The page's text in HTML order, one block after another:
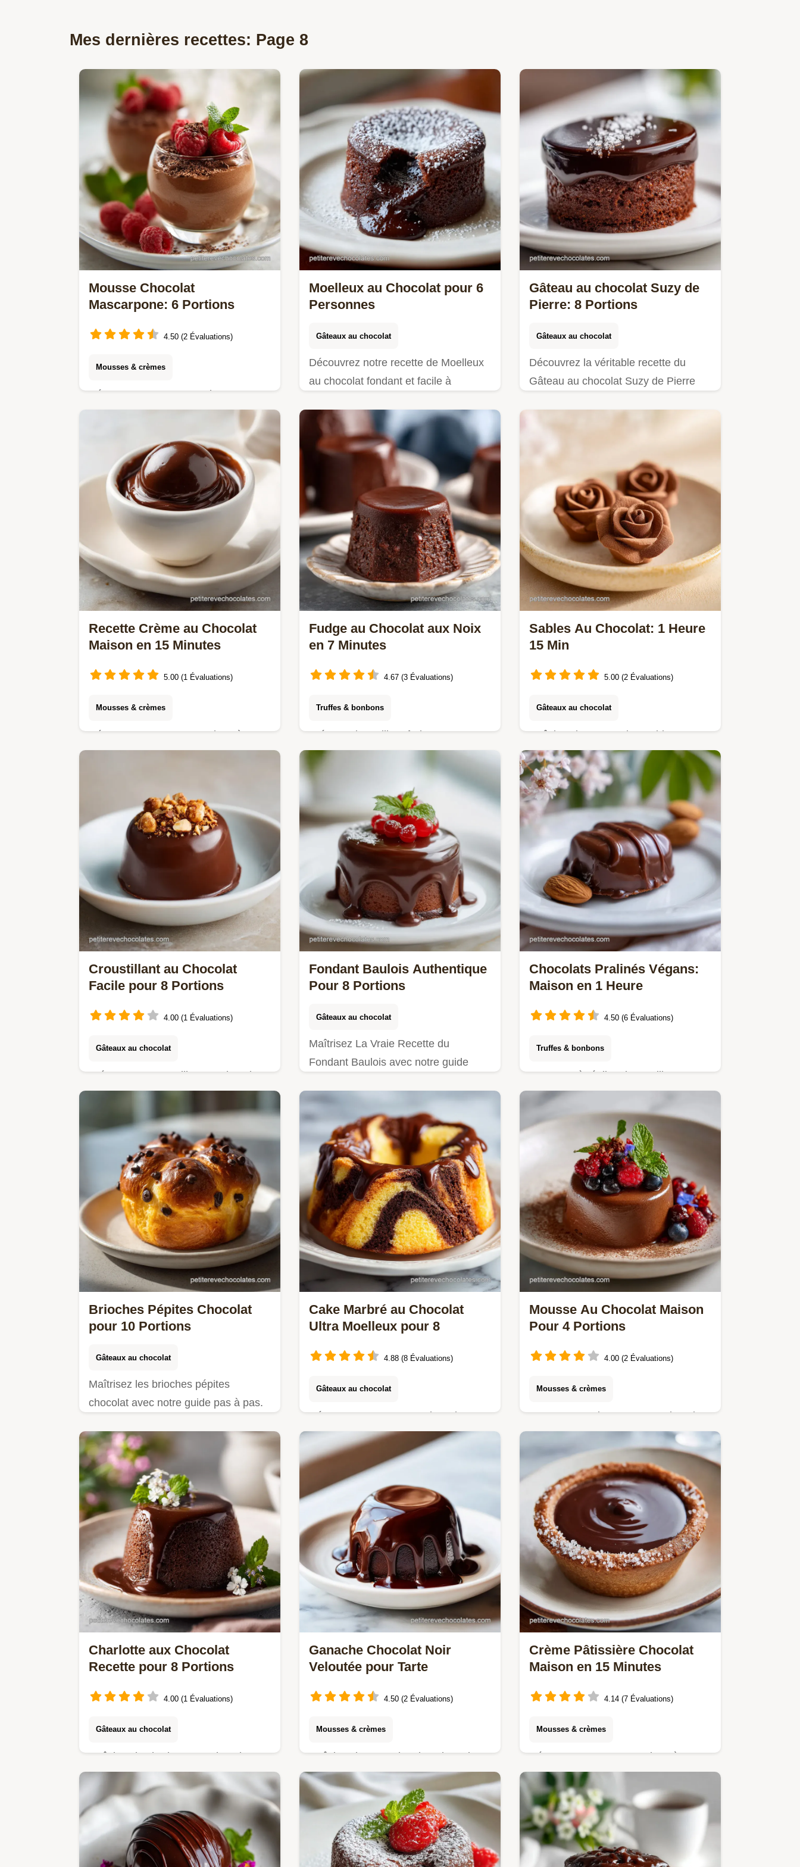
Mes dernières recettes: Page 8
Mousse Chocolat
Mascarpone: 6 Portions
4.50 (2 Évaluations)
Mousses & crèmes
Découvrez notre recette de Mousse
Chocolat Mascarpone facile, la
meilleure Recette mousse au chocolat
mascarpone maison.
Moelleux au Chocolat pour 6
Personnes
Gâteaux au chocolat
Découvrez notre recette de Moelleux
au chocolat fondant et facile à
synchronisation étape par étape et
une liste de vérification…
Gâteau au chocolat Suzy de
Pierre: 8 Portions
Gâteaux au chocolat
Découvrez la véritable recette du
Gâteau au chocolat Suzy de Pierre
Recette Crème au Chocolat
Maison en 15 Minutes
5.00 (1 Évaluations)
Mousses & crèmes
Découvrez notre Recette de Crème
au Chocolat Maison Facile et Rapide
soyeuse et un goût intense.
Fudge au Chocolat aux Noix
en 7 Minutes
4.67 (3 Évaluations)
Truffes & bonbons
Préparez le meilleur fudge au
chocolat aux noix avec cette recette
express utilisant du lait concentré.
Sables Au Chocolat: 1 Heure
15 Min
5.00 (2 Évaluations)
Gâteaux au chocolat
Maîtrisez la recette des Sables Au
Chocolat avec notre guide précis.
Inclut une checklist des erreurs
courantes et un guide de
chronométrage pas à pas.
Croustillant au Chocolat
Facile pour 8 Portions
4.00 (1 Évaluations)
Gâteaux au chocolat
Préparez ce Croustillant au chocolat
si facile et tellement bon, avec sa
ganache onctueuse et son praliné
noisette.
Fondant Baulois Authentique
Pour 8 Portions
Gâteaux au chocolat
Maîtrisez La Vraie Recette du
Fondant Baulois avec notre guide
exact de 45 minutes et une checklist
des erreurs courantes.
Chocolats Pralinés Végans:
Maison en 1 Heure
4.50 (6 Évaluations)
Truffes & bonbons
Apprenez à réaliser les meilleurs
Chocolats pralinés végans avec notre
guide précis. Comprend un guide de
chronométrage étape par étape et
une liste de…
Brioches Pépites Chocolat
pour 10 Portions
Gâteaux au chocolat
Maîtrisez les brioches pépites
chocolat avec notre guide pas à pas.
courantes et un guide de minutage
précis.
Cake Marbré au Chocolat
Ultra Moelleux pour 8
4.88 (8 Évaluations)
Gâteaux au chocolat
Découvrez notre recette de Cake
marbré au chocolat ultra moelleux,
une recette cake marbré vanille
chocolat moelleux facile.
Mousse Au Chocolat Maison
Pour 4 Portions
4.00 (2 Évaluations)
Mousses & crèmes
Notre recette de Mousse au chocolat
maison vous garantit une texture
onctueuse et aérienne. Ce guide
détaillé inclut un guide de
chronométrage pas à pas.
Charlotte aux Chocolat
Recette pour 8 Portions
4.00 (1 Évaluations)
Gâteaux au chocolat
Maîtrisez la charlotte aux chocolat
recette classique avec cette mousse
noire stable. Inclut un guide de
chronométrage pas à pas et une liste
des erreurs…
Ganache Chocolat Noir
Veloutée pour Tarte
4.50 (2 Évaluations)
Mousses & crèmes
Maîtrisez la Ganache chocolat noir
avec notre méthode qui garantit une
onctuosité veloutée. Inclut un guide
de notation des températures exactes.
Crème Pâtissière Chocolat
Maison en 15 Minutes
4.14 (7 Évaluations)
Mousses & crèmes
Découvrez notre recette de Crème
pâtissière chocolat onctueuse, maison
et facile. Inclut une checklist des
erreurs à éviter. Prête en 15 minutes
chrono.